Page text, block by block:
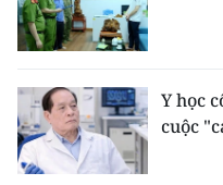
Chuyên trang TP. Hồ
CÁC CHUYÊN TRANG
Y học
cuộc